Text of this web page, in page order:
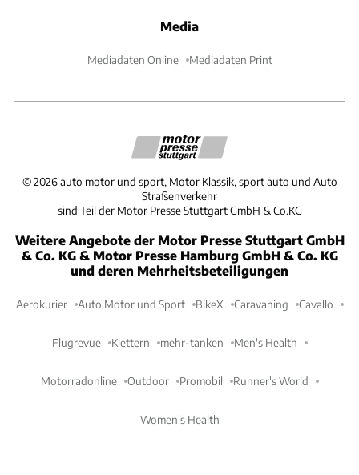
Media
Mediadaten Online Mediadaten Print
©2026 auto motor und sport, Motor Klassik, sport auto und Auto
Straßenverkehr
sind Teil der Motor Presse Stuttgart GmbH & Co.KG
Weitere Angebote der Motor Presse Stuttgart GmbH
& Co. KG & Motor Presse Hamburg GmbH & Co. KG
und deren Mehrheitsbeteiligungen
Aerokurier Auto Motor und Sport BikeX Caravaning Cavallo
Flugrevue Klettern mehr-tanken Men's Health
Motorradonline Outdoor Promobil Runner's World
Women's Health